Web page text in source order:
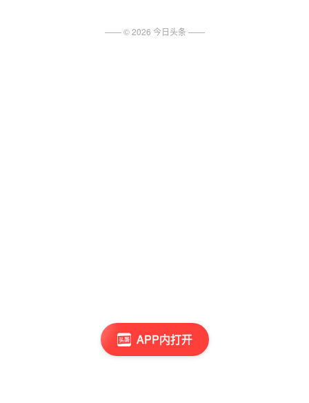
APP内打开
—— ©2026 今日头条 ——